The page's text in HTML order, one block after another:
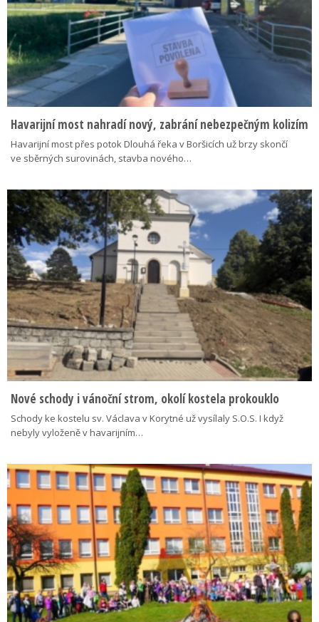
Havarijní most nahradí nový, zabrání nebezpečným kolizím
Havarijní most přes potok Dlouhá řeka v Boršicích už brzy skončí
ve sběrných surovinách, stavba nového…
Nové schody i vánoční strom, okolí kostela prokouklo
Schody ke kostelu sv. Václava v Korytné už vysílaly S.O.S. I když
nebyly vyloženě v havarijním…